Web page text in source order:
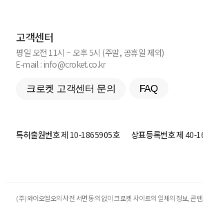
고객센터
평일 오전 11시 ~ 오후 5시 (주말, 공휴일 제외)
E-mail : info@croket.co.kr
크로켓 고객센터 문의 FAQ
특허출원번호제 10-1865905호 상표등록번호제 40-
(주)와이오엘오의 사전 서면 동의 없이 크로켓 사이트의 일체의 정보, 콘